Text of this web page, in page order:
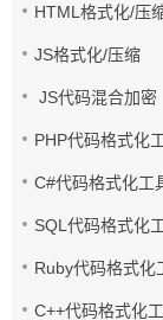
HTML格式化/压
JS格式化/压缩
JS代码混合加密
PHP代码格式化
C#代码格式化工
SQL代码格式化
Ruby代码格式化
C++代码格式化